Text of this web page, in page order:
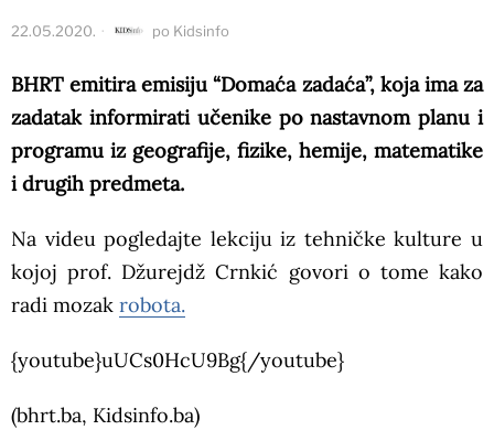
22.05.2020. po Kidsinfo
BHRT emitira emisiju “Domaća zadaća”, koja ima za
zadatak informirati učenike po nastavnom planu i
programu iz geografije, fizike, hemije, matematike
i drugih predmeta.
Na videu pogledajte lekciju iz tehničke kulture u
kojoj prof. Džurejdž Crnkić govori o tome kako
radi mozak robota.
{youtube}uUCs0HcU9Bg{/youtube}
(bhrt.ba, Kidsinfo.ba)